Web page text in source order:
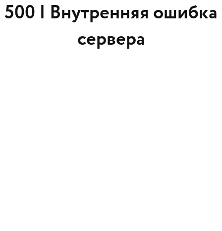
500 | Внутренняя ошибка
сервера